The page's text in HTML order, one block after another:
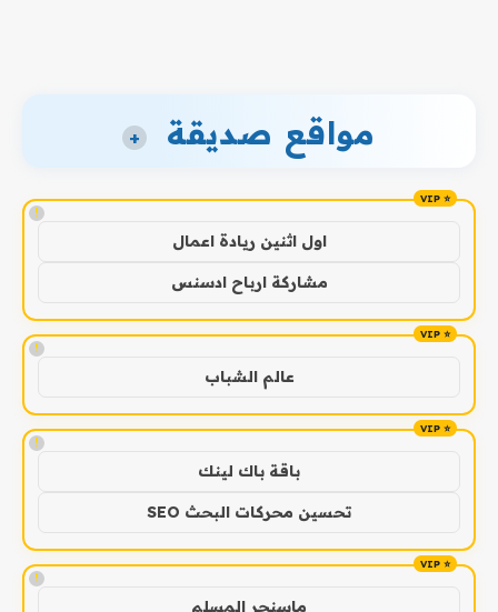
مواقع صديقة +
!
اول اثنين ريادة اعمال
مشاركة ارباح ادسنس
!
عالم الشباب
!
باقة باك لينك
تحسين محركات البحث SEO
!
ماسنجر المسلم